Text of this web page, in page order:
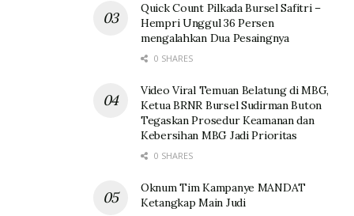
Quick Count Pilkada Bursel Safitri –
Hempri Unggul 36 Persen
mengalahkan Dua Pesaingnya
0 SHARES
Video Viral Temuan Belatung di MBG,
Ketua BRNR Bursel Sudirman Buton
Tegaskan Prosedur Keamanan dan
Kebersihan MBG Jadi Prioritas
0 SHARES
Oknum Tim Kampanye MANDAT
Ketangkap Main Judi